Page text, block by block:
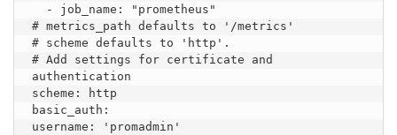
- job_name: "prometheus"
# metrics_path defaults to '/metrics'
# scheme defaults to 'http'.
# Add settings for certificate and
authentication
scheme: http
basic_auth:
username: 'promadmin'